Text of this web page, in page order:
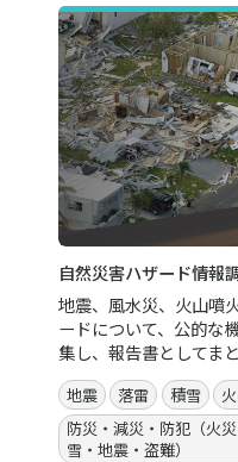
自然災害ハザード情報
地震、風水災、火山噴
ードについて、公的な
集し、報告書としてま
地震 落雷 積雪
防災・減災・防犯（火
雪・地震・盗難）